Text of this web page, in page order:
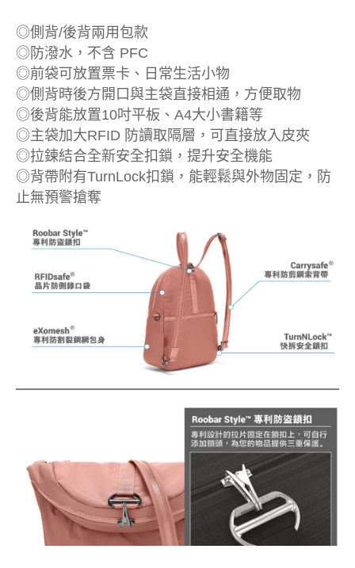
◎側背/後背兩用包款
◎防潑水，不含 PFC
◎前袋可放置票卡、日常生活小物
◎側背時後方開口與主袋直接相通，方便取物
◎後背能放置10吋平板、A4大小書籍等
◎主袋加大RFID 防讀取隔層，可直接放入皮夾
◎拉鍊結合全新安全扣鎖，提升安全機能
◎背帶附有TurnLock扣鎖，能輕鬆與外物固定，防
止無預警搶奪